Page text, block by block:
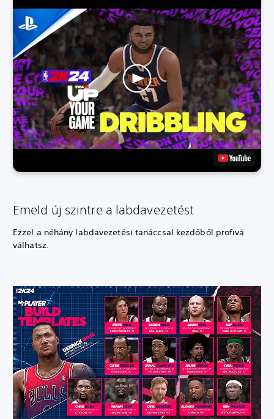
Emeld új szintre a labdavezetést
Ezzel a néhány labdavezetési tanáccsal kezdőből profivá
válhatsz.